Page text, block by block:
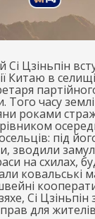
Цзіньпін
Китаю в
Того часу
роками
під
зводили
на схилах,
ковальські
Сі
для